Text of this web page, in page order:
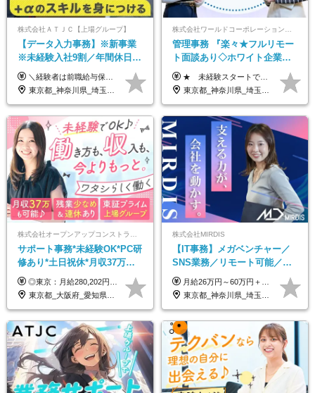
株式会社ＡＴＪＣ【上場グループ】
【データ入力事務】※新事業
※未経験入社9割／年間休日
124日／月 残業13h／土日祝休
み／給与改定年2回
＼経験者は前職給与保証！／ 月給23万円～33万円＋各種手当 ☆給与改定年2回あり！ ※上記金額には固定残業代（31,081円～44,595円／20時間分）を含みます。 ※超過分は別途支給します。 ★試用期間：6ヶ月 未経験の場合、試用期間中は月給21万円（固定残業代12,353円／8時間分）となります。ただし、2026年7月1日以降は給与改定に伴い、試用期間の途中であっても、月給230,000円（固定残業代31,081円／20時間分）を適用します。 ※超過分は別途支給します。
東京都_神奈川県_埼玉県_千葉県
管理事務 『楽々★フルリモー
ト面談あり◇ホワイト企業認
定受賞◇完全週休2日◇賞与年
2回 /p13
★ 未経験スタートでも月収40万円以上も目指せます！ ★ ★ 試用期間6か月あり／給与・待遇に変更なし ★ ＼パターン①orパターン②で給与形態の選択が可能／ ＜パターン①＞ 月給+交通費+（残業代は全額別途支給） 【首都圏・関東・北信越】 月給30.0万円以上 【関西】 月給27.5万円以上 【中部】 月給26.5万円以上 【東北】 月給24.5万円以上 【北海道】 月給24.0万円以上 【九州・中四国】 月給25.5万円以上 ＜パターン②＞ 月給（固定残業代20H含む）+交通費+賞与年2回+残業代 （※20H場合を超過した場合は全額別途支給） 【首都圏・関東・北信越】 月給25.0万円以上 【関 西・中部】 月給24.5万円以上 【東 北・北海道・九州・中四国】 月給23.5万円以上 ※上記給与には固定残業代（月20H分）を含みます 固定残業代は残業の有無に関わらず支給し、超過分は別途全額支給いたします ①②の給与形態はご本人様と相談の上、最終的に会社が決定いたします （内定時に通知） ■給与改定年1回 ■(※)賞与年2回（昨年度支給実績2回／頑張りを評価） (※)支給条件に規定あり
東京都_神奈川県_埼玉県_千葉県_大阪府_愛知県_北海道_青森県_岩手県_宮城県_秋田県_山形県_福島県_茨城県_栃木県_群馬県_新潟県_山梨県_長野県_富山県_石川県_福井県_静岡県_岐阜県_三重県_兵庫県_京都府_滋賀県_奈良県_和歌山県_広島県_岡山県_鳥取県_島根県_山口県_徳島県_香川県_愛媛県_高知県_福岡県_熊本県_佐賀県_長崎県_大分県_宮崎県_鹿児島県_沖縄県
サポート事務*未経験OK*PC研
修あり*土日祝休*月収37万円
可*面接1回/o
◎東京：月給280,202円～402,430円 ◎大阪：月給269,824円～392,052円 ◎名古屋：月給285,967円～408,195円 ◎その他：月給265,212円～387,440円 ※試用期間3か月／待遇は研修期間中のみ変更あり （東京：23.9万円～、大阪：月給23.4万円～、名古屋：月給24.2万円～、その他：月給23.1万円～） ※固定残業代（配属後に支給）・一律手当を含む ※固定残業代は残業がない場合も支給し、超過分は別途支給する ※年齢、経験、能力を考慮し、支給額を決定します。
東京都_大阪府_愛知県_北海道_宮城県_新潟県_石川県_静岡県_広島県_福岡県_沖縄県
株式会社MIRDIS
【IT事務】メガベンチャー／
SNS業務／リモート可能／未
経験◎
月給26万円～60万円＋賞与1回＋各種手当 ★Point：経験者の方は100％年収UPでの待遇提示も可能！ ※試用期間6カ月 ※期間中は月給20万円以上～スタート ※期間中は契約社員
東京都_神奈川県_埼玉県_千葉県